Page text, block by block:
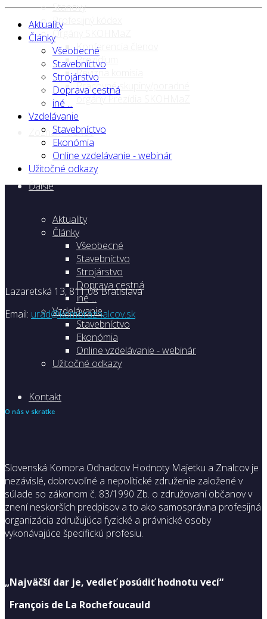
Stanovy
Profesijný kódex
Orgány SKOHMaZ
Konferencia členov
Prezídium
Revízna komisia
Pracovné skupiny/poradné
orgány Prezídia SKOHMaZ
Zoznam členov
Ďalšie
Aktuality
Články
Všeobecné
Stavebníctvo
Strojárstvo
Doprava cestná
iné ...
Vzdelávanie
Stavebníctvo
Ekonómia
Online vzdelávanie - webinár
Užitočné odkazy
Kontakt
Aktuality
Články
Všeobecné
Stavebníctvo
Strojárstvo
Doprava cestná
iné ...
Vzdelávanie
Stavebníctvo
Ekonómia
Online vzdelávanie - webinár
Užitočné odkazy
Lazaretská 13, 811 08 Bratislava
Email: urad@komoraznalcov.sk
O nás v skratke
Slovenská Komora Odhadcov Hodnoty Majetku a Znalcov je
nezávislé, dobrovoľné a nepolitické združenie založené v
súlade so zákonom č. 83/1990 Zb. o združovaní občanov v
znení neskorších predpisov a to ako samosprávna profesijná
organizácia združujúca fyzické a právnické osoby
vykonávajúce špecifickú profesiu.
„Najväčší dar je, vedieť posúdiť hodnotu vecí“
François de La Rochefoucauld